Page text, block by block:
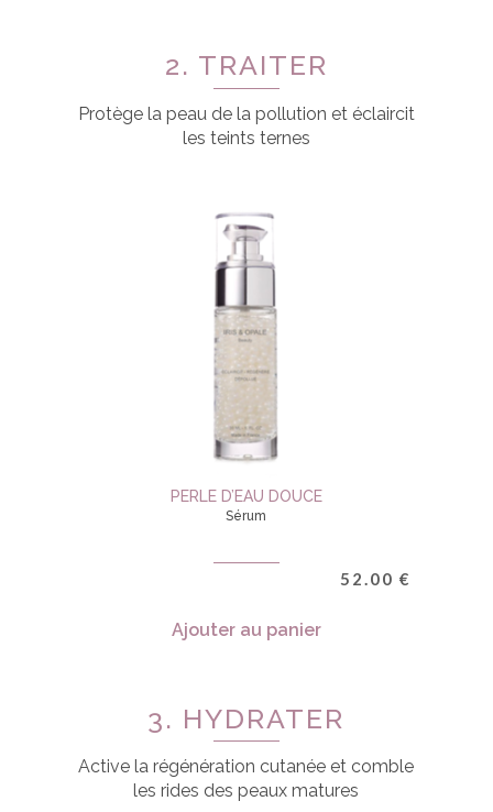
2. TRAITER
Protège la peau de la pollution et éclaircit
les teints ternes
PERLE D’EAU DOUCE
Sérum
52.00 €
Ajouter au panier
3. HYDRATER
Active la régénération cutanée et comble
les rides des peaux matures